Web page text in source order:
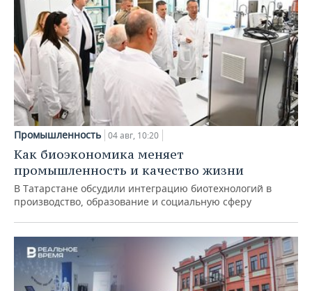
Промышленность 04 авг, 10:20
Как биоэкономика меняет
промышленность и качество жизни
В Татарстане обсудили интеграцию биотехнологий в
производство, образование и социальную сферу